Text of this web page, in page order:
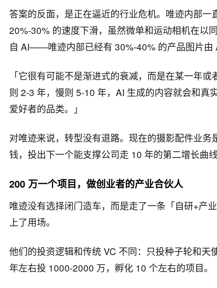
答案的反面，是正在逼近的行业危机。唯迹内部
20%-30% 的速度下滑，虽然微单和运动相机在以
自 AI——唯迹内部已经有 30%-40% 的产品图片由
「它很有可能不是渐进式的衰减，而是在某一年
则 2-3 年，慢则 5-10 年，AI 生成的内容就会和
爱好者的品类。」
对唯迹来说，转型没有退路。现在的摄影配件业
钱，投出下一个能支撑公司走 10 年的第二增长曲
200 万一个项目，做创业者的产业合伙人
唯迹没有选择闭门造车，而是走了一条「自研+产
上了用场。
他们的投资逻辑和传统 VC 不同：只投种子轮和
年左右投 1000-2000 万，孵化 10 个左右的项目。